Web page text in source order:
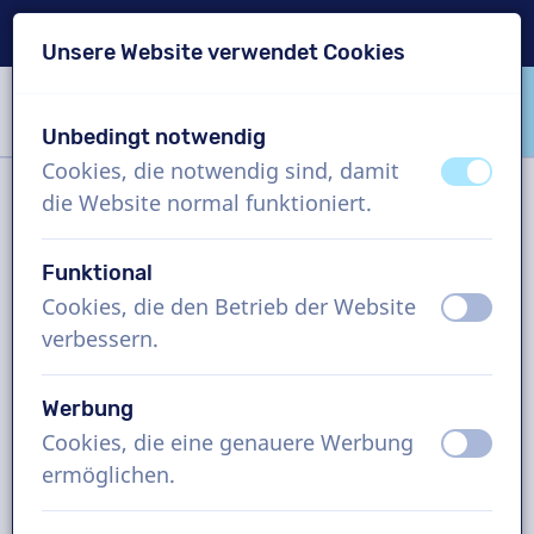
VoiceProductions
Projekt
Slowenisch Sprecher,
Internetwerbung, Mann und Frau
Unsere Website verwendet Cookies
Unbedingt notwendig
Cookies, die notwendig sind, damit
die Website normal funktioniert.
aus
an
Funktional
Cookies, die den Betrieb der Website
verbessern.
ausan
Werbung
Cookies, die eine genauere Werbung
ermöglichen.
ausan